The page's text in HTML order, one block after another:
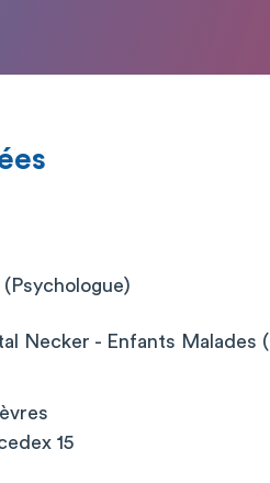
(Psychologue)
Necker - Enfants Malades
15